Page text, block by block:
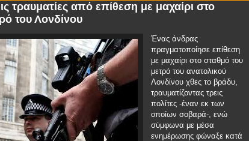
τραυματίες από επίθεση με μαχαίρι στο
του Λονδίνου
Ένας άνδρας
πραγματοποίησε επίθεση
με μαχαίρι στο σταθμό του
μετρό του ανατολικού
Λονδίνου χθες το βράδυ,
τραυματίζοντας τρεις
πολίτες -έναν εκ των
οποίων σοβαρά-, ενώ
σύμφωνα με μέσα
ενημέρωσης φώναξε κατά